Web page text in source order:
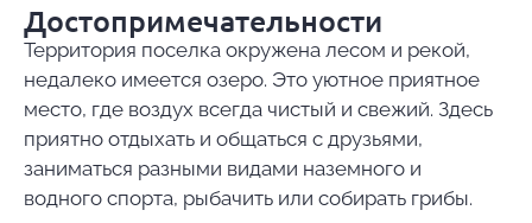
Достопримечательности
Территория поселка окружена лесом и рекой,
недалеко имеется озеро. Это уютное приятное
место, где воздух всегда чистый и свежий. Здесь
приятно отдыхать и общаться с друзьями,
заниматься разными видами наземного и
водного спорта, рыбачить или собирать грибы.